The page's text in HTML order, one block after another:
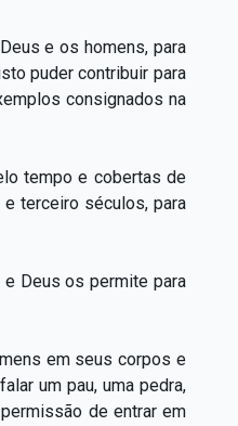
e os homens, para
puder contribuir para
consignados na
tempo e cobertas de
terceiro séculos, para
Deus os permite para
em seus corpos e
um pau, uma pedra,
de entrar em